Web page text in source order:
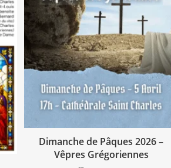
Dimanche de Pâques 2026 –
Vêpres Grégoriennes